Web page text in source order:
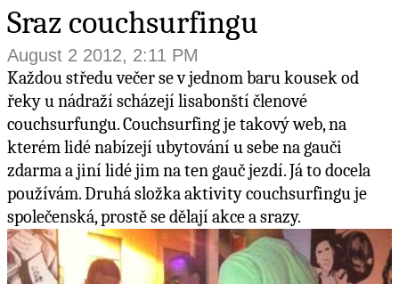
Sraz couchsurfingu
August 2 2012, 2:11 PM
Každou středu večer se v jednom baru kousek od
řeky u nádraží scházejí lisabonští členové
couchsurfungu. Couchsurfing je takový web, na
kterém lidé nabízejí ubytování u sebe na gauči
zdarma a jiní lidé jim na ten gauč jezdí. Já to docela
používám. Druhá složka aktivity couchsurfingu je
společenská, prostě se dělají akce a srazy.